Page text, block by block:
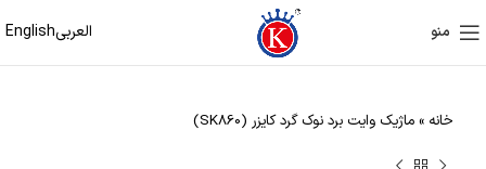
منو العربیEnglish
خانه » ماژیک وایت برد نوک گرد کایزر (SK860)